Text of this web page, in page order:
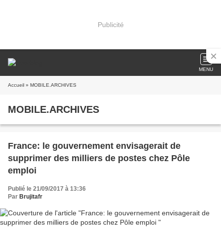
Publicité
MENU
Accueil » MOBILE.ARCHIVES
MOBILE.ARCHIVES
France: le gouvernement envisagerait de
supprimer des milliers de postes chez Pôle
emploi
Publié le 21/09/2017 à 13:36
Par Brujitafr